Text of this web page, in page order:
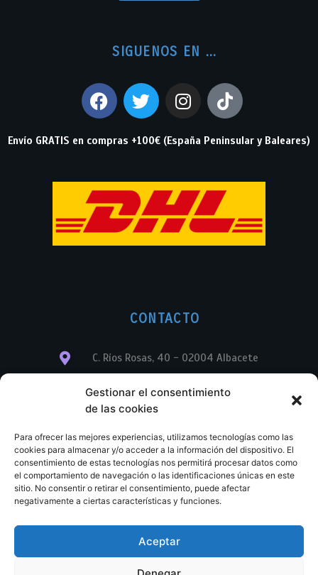
Gestionar el consentimiento
de las cookies
Para ofrecer las mejores experiencias, utilizamos tecnologías como las
cookies para almacenar y/o acceder a la información del dispositivo. El
consentimiento de estas tecnologías nos permitirá procesar datos como
el comportamiento de navegación o las identificaciones únicas en este
sitio. No consentir o retirar el consentimiento, puede afectar
negativamente a ciertas características y funciones.
Aceptar
SIGUENOS EN ...
Envío GRATIS en compras +100€ (España Peninsular y Baleares)
CONTACTO
C. Ríos Rosas, 40 - 02004 Albacete
info@librerialegend.com
+34 600 875 604
+34 967 74 17 07
© Copyright – Libreria Legend – Web diseñada por